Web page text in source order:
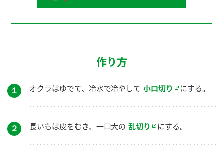
作り方
１ オクラはゆでて、冷水で冷やして 小口切り にする。
２ 長いもは皮をむき、一口大の 乱切り にする。